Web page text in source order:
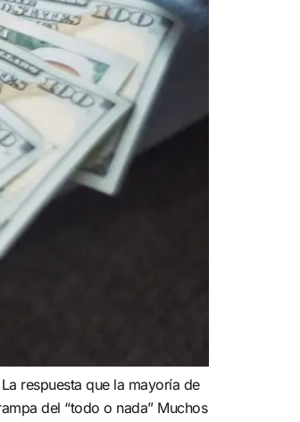
respuesta que la mayoría de
del “todo o nada” Muchos